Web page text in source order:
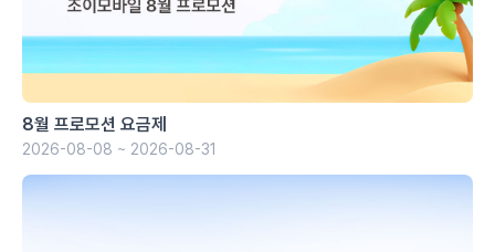
8월 프로모션 요금제
2026-08-08 ~ 2026-08-31